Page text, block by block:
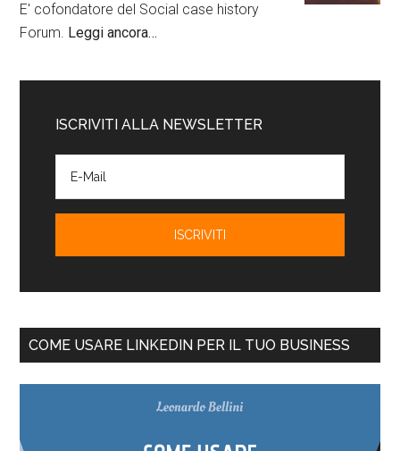
E' cofondatore del Social case history
Forum. Leggi ancora…
ISCRIVITI ALLA NEWSLETTER
COME USARE LINKEDIN PER IL TUO BUSINESS